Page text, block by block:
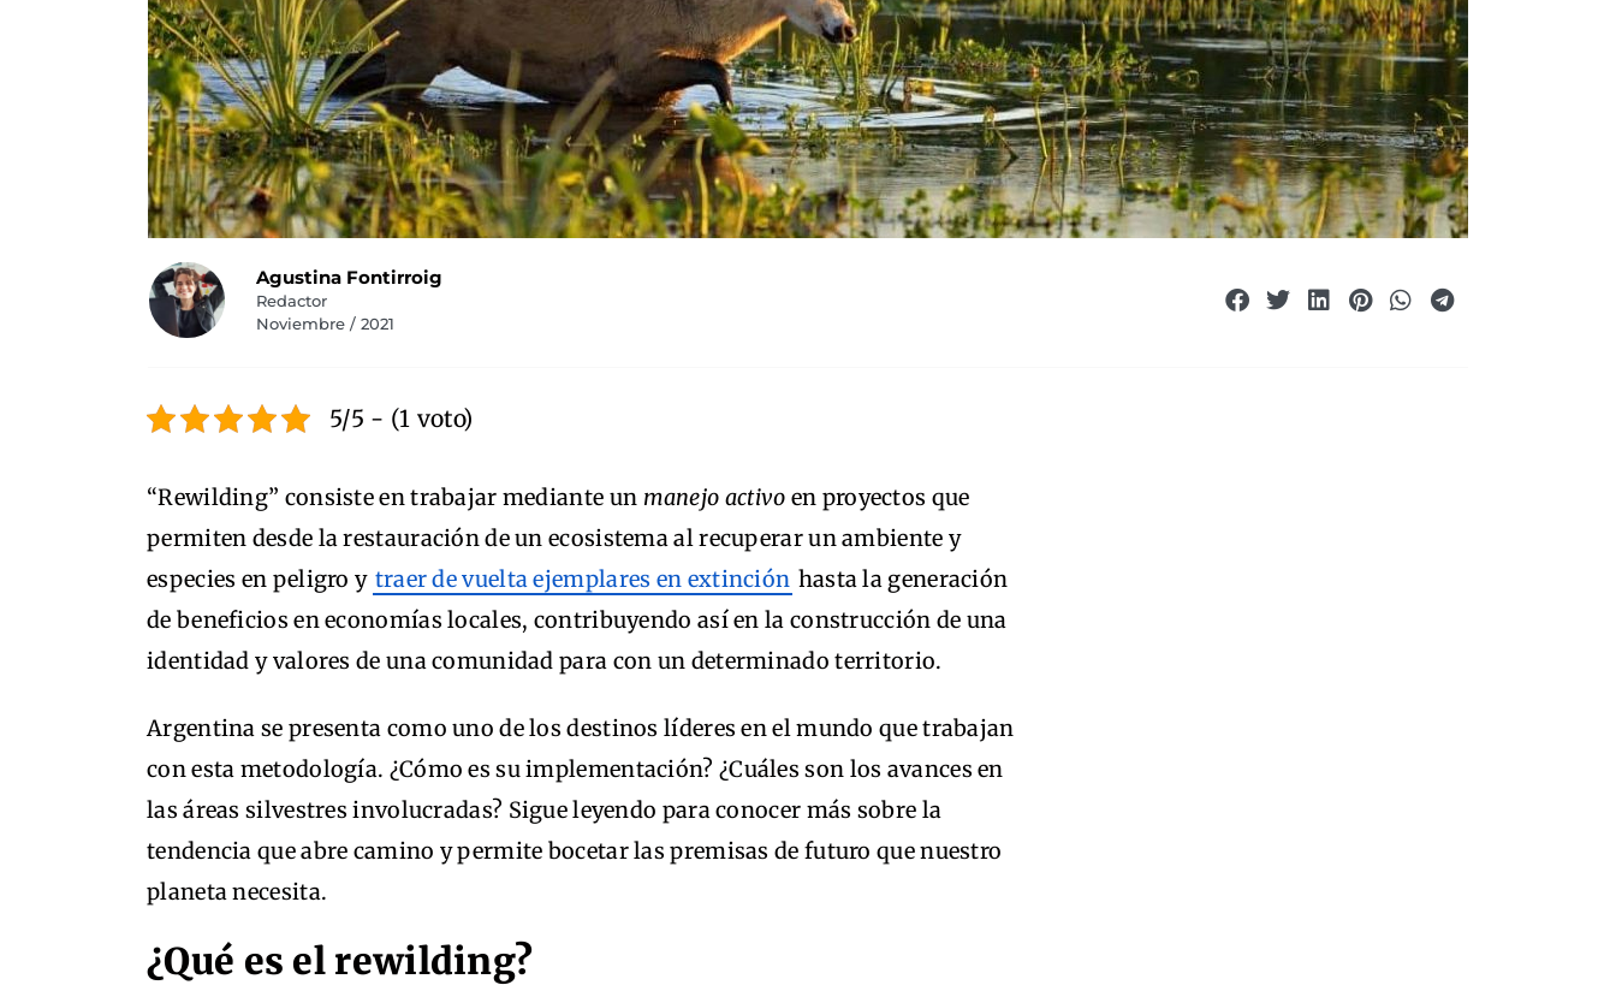
Agustina Fontirroig
Redactor
Noviembre / 2021
5/5 - (1 voto)
“Rewilding” consiste en trabajar mediante un manejo activo en proyectos que
permiten desde la restauración de un ecosistema al recuperar un ambiente y
especies en peligro y traer de vuelta ejemplares en extinción hasta la generación
de beneficios en economías locales, contribuyendo así en la construcción de una
identidad y valores de una comunidad para con un determinado territorio.
Argentina se presenta como uno de los destinos líderes en el mundo que trabajan
con esta metodología. ¿Cómo es su implementación? ¿Cuáles son los avances en
las áreas silvestres involucradas? Sigue leyendo para conocer más sobre la
tendencia que abre camino y permite bocetar las premisas de futuro que nuestro
planeta necesita.
¿Qué es el rewilding?